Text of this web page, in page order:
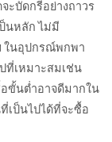
ะบัดกรีอย่างถาวร
นหลัก ไม่มี
ในอุปกรณ์พกพา
ที่เหมาะสมเช่น
ขั้นต่ำอาจดีมากใน
เป็นไปได้ที่จะซื้อ